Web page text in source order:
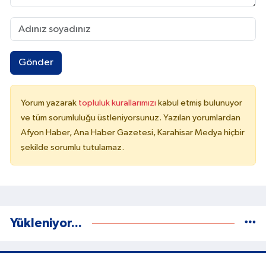
Gönder
Yorum yazarak topluluk kurallarımızı kabul etmiş bulunuyor
ve tüm sorumluluğu üstleniyorsunuz. Yazılan yorumlardan
Afyon Haber, Ana Haber Gazetesi, Karahisar Medya hiçbir
şekilde sorumlu tutulamaz.
Yükleniyor...